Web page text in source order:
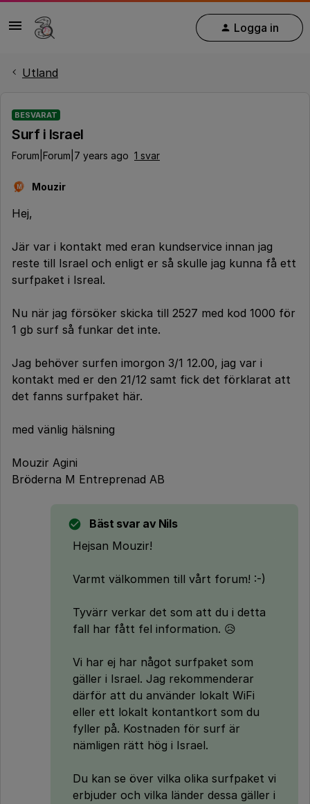
Logga in
Utland
BESVARAT
Surf i Israel
Forum|Forum|7 years ago 1 svar
M Mouzir
Hej,
Jär var i kontakt med eran kundservice innan jag
reste till Israel och enligt er så skulle jag kunna få ett
surfpaket i Isreal.
Nu när jag försöker skicka till 2527 med kod 1000 för
1 gb surf så funkar det inte.
Jag behöver surfen imorgon 3/1 12.00, jag var i
kontakt med er den 21/12 samt fick det förklarat att
det fanns surfpaket här.
med vänlig hälsning
Mouzir Agini
Bröderna M Entreprenad AB
Bäst svar av Nils
Hejsan Mouzir!
Varmt välkommen till vårt forum! :-)
Tyvärr verkar det som att du i detta
fall har fått fel information. 😥
Vi har ej har något surfpaket som
gäller i Israel. Jag rekommenderar
därför att du använder lokalt WiFi
eller ett lokalt kontantkort som du
fyller på. Kostnaden för surf är
nämligen rätt hög i Israel.
Du kan se över vilka olika surfpaket vi
erbjuder och vilka länder dessa gäller i